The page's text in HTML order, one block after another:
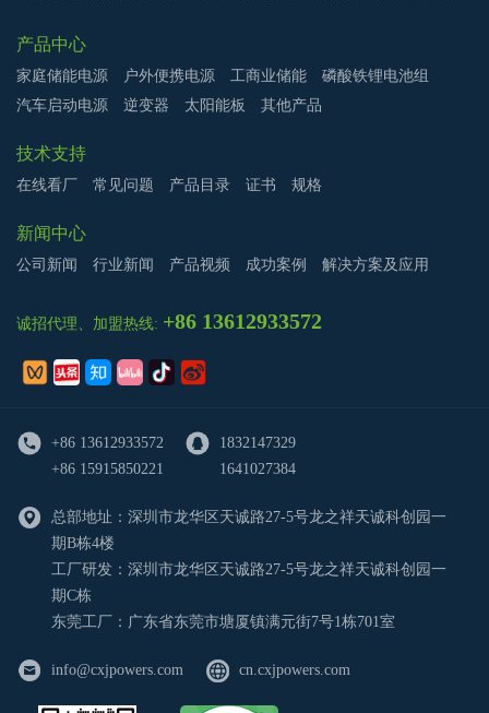
产品中心
家庭储能电源 户外便携电源 工商业储能
磷酸铁锂电池组
汽车启动电源
逆变器 太阳能板 其他产品
技术支持
在线看厂 常见问题 产品目录 证书 规格
新闻中心
公司新闻 行业新闻 产品视频 成功案例 解决方案及应用
诚招代理、加盟热线: +86 13612933572
+86 13612933572
+86 15915850221
1832147329
1641027384
总部地址：深圳市龙华区天诚路27-5号龙之祥天诚科创园一
期B栋4楼
工厂研发：深圳市龙华区天诚路27-5号龙之祥天诚科创园一
期C栋
东莞工厂：广东省东莞市塘厦镇满元街7号1栋701室
info@cxjpowers.com cn.cxjpowers.com